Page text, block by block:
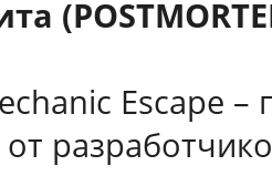
Escape